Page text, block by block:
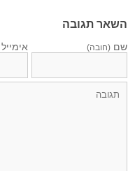
השאר תגובה
שם (חובה) אימייל